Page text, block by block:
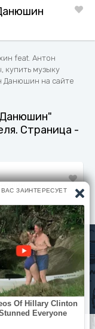
feat. Антон
купить музыку
Данюшин на сайте
Страница -
вопросам